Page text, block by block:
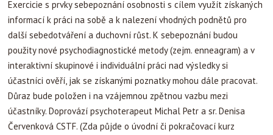
Exercicie s prvky sebepoznání osobnosti s cílem využít získaných
informací k práci na sobě a k nalezení vhodných podnětů pro
další sebedotváření a duchovní růst. K sebepoznání budou
použity nové psychodiagnostické metody (zejm. enneagram) a v
interaktivní skupinové i individuální práci nad výsledky si
účastníci ověří, jak se získanými poznatky mohou dále pracovat.
Důraz bude položen i na vzájemnou zpětnou vazbu mezi
účastníky. Doprovází psychoterapeut Michal Petr a sr. Denisa
Červenková CSTF. (Zda půjde o úvodní či pokračovací kurz